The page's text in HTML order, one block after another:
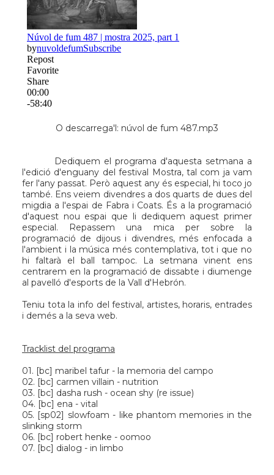
O descarrega'l: núvol de fum 487.mp3
Dediquem el programa d'aquesta setmana a
l'edició d'enguany delfestival Mostra, tal com ja vam
fer l'any passat. Però aquest any és especial, hi toco jo
també. Ens veiem divendres a dos quarts de dues del
migdia a l'espai de Fabra i Coats. És a la programació
d'aquest nou espai que li dediquem aquest primer
especial. Repassem una mica per sobre la
programació de dijous i divendres, més enfocada a
l'ambient i la música més contemplativa, tot i que no
hi faltarà el ball tampoc. La setmana vinent ens
centrarem en la programació de dissabte i diumenge
al pavelló d'esports de la Vall d'Hebrón.
Teniu tota la info del festival, artistes, horaris, entrades
i demés a la seva web.
Tracklist del programa
01. [bc] maribel tafur - la memoria del campo
02. [bc] carmen villain - nutrition
03. [bc] dasha rush - ocean shy (re issue)
04. [bc] ena - vital
05. [sp02] slowfoam - like phantom memories in the
slinking storm
06. [bc] robert henke - oomoo
07. [bc] dialog - in limbo